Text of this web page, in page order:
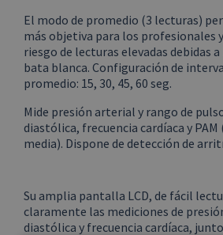
El modo de promedio (3 lecturas)
más objetiva para los profesionales
riesgo de lecturas elevadas debidas
bata blanca. Configuración de
promedio: 15, 30, 45, 60 seg.
Mide presión arterial y rango de
diastólica, frecuencia cardíaca y
media). Dispone de detección de
Su amplia pantalla LCD, de fácil
claramente las mediciones de
diastólica y frecuencia cardíaca,